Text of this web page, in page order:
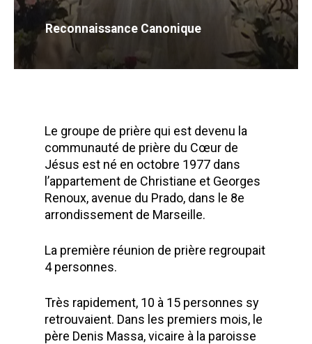
Reconnaissance Canonique
Le groupe de prière qui est devenu la
communauté de prière du Cœur de
Jésus est né en octobre 1977 dans
l’appartement de Christiane et Georges
Renoux, avenue du Prado, dans le 8e
arrondissement de Marseille.
La première réunion de prière regroupait
4 personnes.
Très rapidement, 10 à 15 personnes sy
retrouvaient. Dans les premiers mois, le
père Denis Massa, vicaire à la paroisse